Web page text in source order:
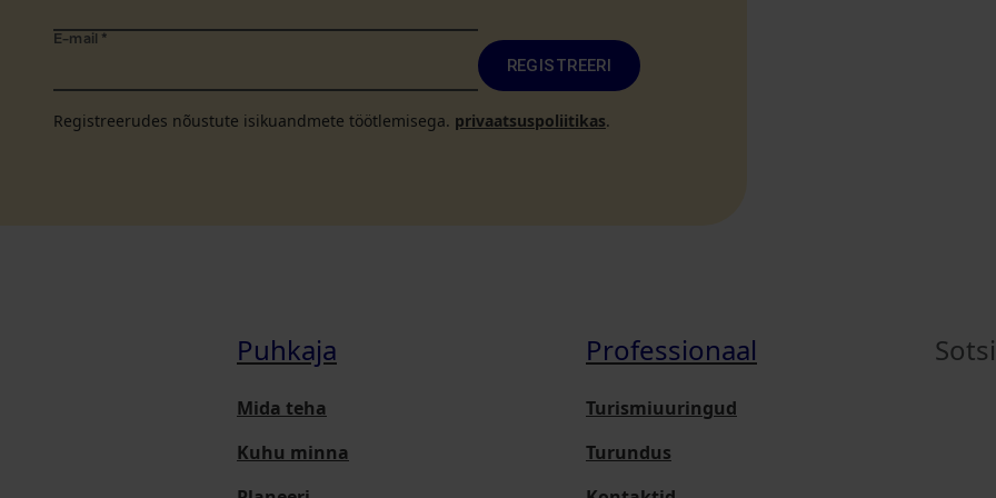
E-mail *
REGISTREERI
Registreerudes nõustute isikuandmete töötlemisega. privaatsuspoliitikas.
Puhkaja
Mida teha
Kuhu minna
Professionaal
Turismiuuringud
Turundus